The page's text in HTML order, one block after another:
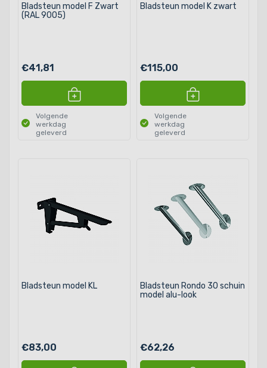
Bladsteun model F Zwart
(RAL 9005)
€41,81
Volgende
werkdag
geleverd
Bladsteun model K zwart
€115,00
Volgende
werkdag
geleverd
Bladsteun model KL
€83,00
Bladsteun Rondo 30 schuin
model alu-look
€62,26